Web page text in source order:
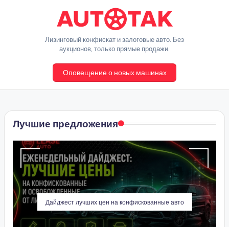
содержимому
A
t
o
T
a
k
Лизинговый конфискат и залоговые авто. Без
аукционов, только прямые продажи.
Оповещение о новых машинах
Лучшие предложения
Дайджест лучших цен на конфискованные авто